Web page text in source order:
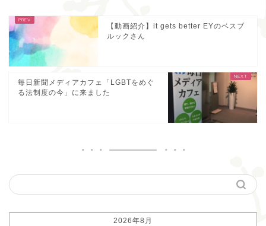
【動画紹介】it gets better EYのベスブ
ルックさん
毎日新聞メディアカフェ「LGBTをめぐ
る法制度の今」に来ました
2026年8月